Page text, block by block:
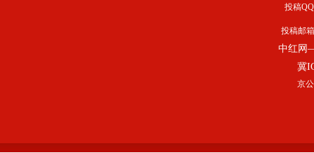
投稿
投稿邮
中红网
冀
京